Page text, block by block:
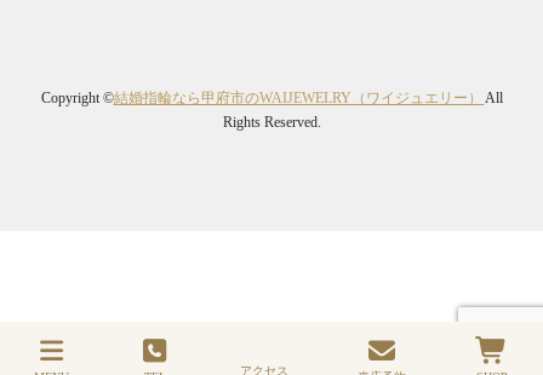
Copyright ©結婚指輪なら甲府市のWAIJEWELRY（ワイジュエリー） All
Rights Reserved.
アクセス